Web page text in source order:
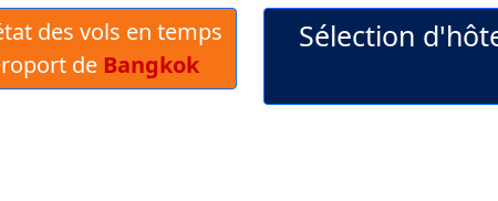
des vols en temps
de Bangkok
Sélection